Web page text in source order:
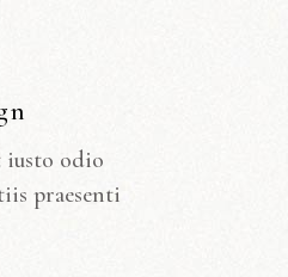
iusto odio
praesenti